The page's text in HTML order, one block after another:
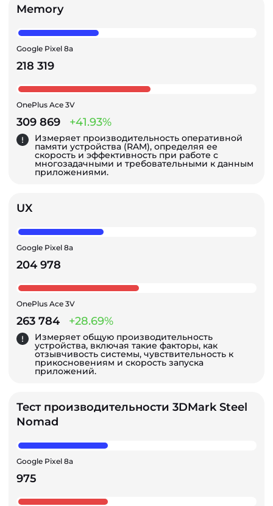
Memory
Google Pixel 8a
218 319
OnePlus Ace 3V
309 869 +41.93%
Измеряет производительность оперативной
памяти устройства (RAM), определяя ее
скорость и эффективность при работе с
многозадачными и требовательными к данным
приложениями.
UX
Google Pixel 8a
204 978
OnePlus Ace 3V
263 784 +28.69%
Измеряет общую производительность
устройства, включая такие факторы, как
отзывчивость системы, чувствительность к
прикосновениям и скорость запуска
приложений.
Тест производительности 3DMark Steel
Nomad
Google Pixel 8a
975